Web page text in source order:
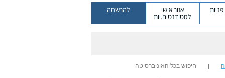
אזור אישי
לסטודנטים.יות
להרשמה
חיפוש בכל האוניברסיטה